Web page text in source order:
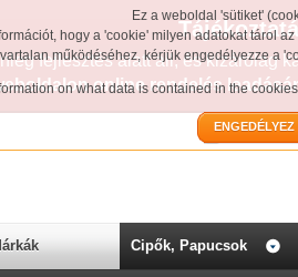
Ez a weboldal 'sütiket'
hogy a 'cookie' milyen adatokat tárol
működéséhez, kérjük engedélyezze a
on what data is contained in the
ENGEDÉLYEZ
fejlesztés alatt áll, és kizárólag
online rendelés
Üdvözöljük a
Cipők, Papucsok